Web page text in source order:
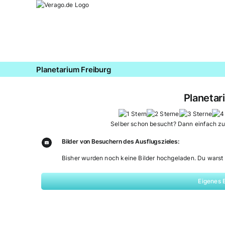
Planetarium Freiburg
Selber schon besucht? Dann einfach
Bilder von Besuchern des Ausflugszieles:
Bisher wurden noch keine Bilder hochgeladen. Du
Eigenes